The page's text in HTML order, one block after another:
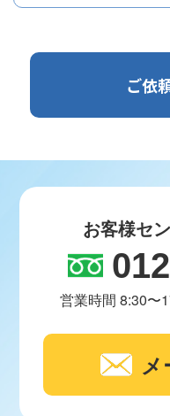
ご依
お客様セ
営業時間 8:30〜
メ